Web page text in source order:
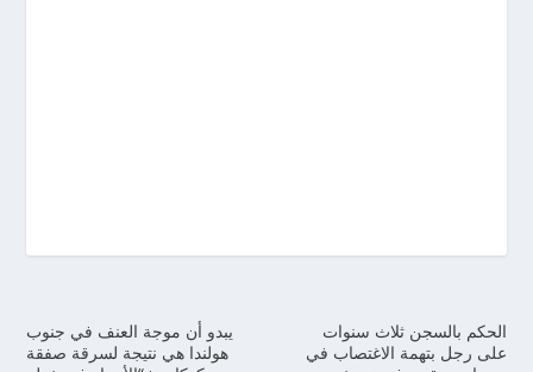
يبدو أن موجة العنف في جنوب
هولندا هي نتيجة لسرقة صفقة
الحكم بالسجن ثلاث سنوات
على رجل بتهمة الاغتصاب في